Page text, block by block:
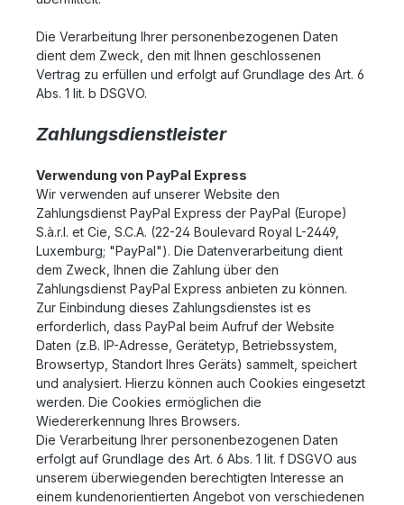
Die Verarbeitung Ihrer personenbezogenen Daten
dient dem Zweck, den mit Ihnen geschlossenen
Vertrag zu erfüllen und erfolgt auf Grundlage des Art. 6
Abs. 1 lit. b DSGVO.
Zahlungsdienstleister
Verwendung von PayPal Express
Wir verwenden auf unserer Website den
Zahlungsdienst PayPal Express der PayPal (Europe)
S.à.r.l. et Cie, S.C.A. (22-24 Boulevard Royal L-2449,
Luxemburg; "PayPal"). Die Datenverarbeitung dient
dem Zweck, Ihnen die Zahlung über den
Zahlungsdienst PayPal Express anbieten zu können.
Zur Einbindung dieses Zahlungsdienstes ist es
erforderlich, dass PayPal beim Aufruf der Website
Daten (z.B. IP-Adresse, Gerätetyp, Betriebssystem,
Browsertyp, Standort Ihres Geräts) sammelt, speichert
und analysiert. Hierzu können auch Cookies eingesetzt
werden. Die Cookies ermöglichen die
Wiedererkennung Ihres Browsers.
Die Verarbeitung Ihrer personenbezogenen Daten
erfolgt auf Grundlage des Art. 6 Abs. 1 lit. f DSGVO aus
unserem überwiegenden berechtigten Interesse an
einem kundenorientierten Angebot von verschiedenen